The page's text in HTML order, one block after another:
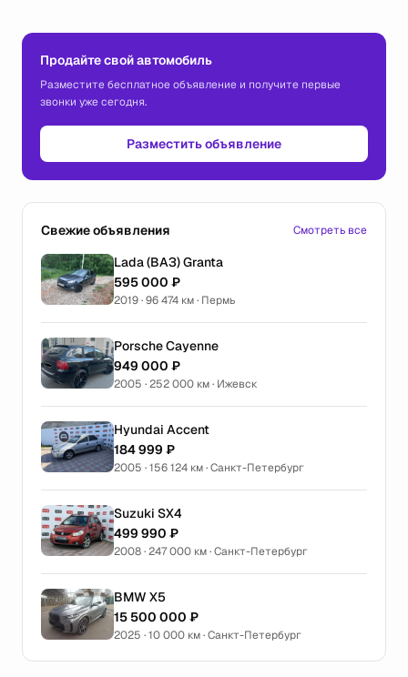
Продайте свой автомобиль
Разместите бесплатное объявление и получите первые
звонки уже сегодня.
Разместить объявление
Свежие объявления Смотреть все
Lada (ВАЗ) Granta
595 000 ₽
2019 · 96 474 км · Пермь
Porsche Cayenne
949 000 ₽
2005 · 252 000 км · Ижевск
Hyundai Accent
184 999 ₽
2005 · 156 124 км · Санкт-Петербург
Suzuki SX4
499 990 ₽
2008 · 247 000 км · Санкт-Петербург
BMW X5
15 500 000 ₽
2025 · 10 000 км · Санкт-Петербург